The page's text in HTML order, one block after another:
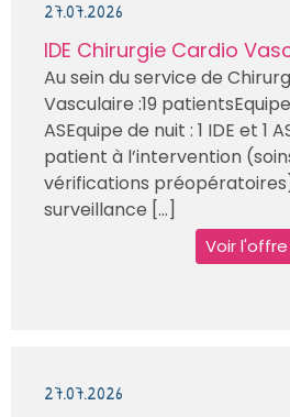
27.07.2026
IDE Chirurgie Cardio
Au sein du service de
Vasculaire :19
ASEquipe de nuit : 1 IDE et 1
patient à l’intervention
vérifications
surveillance [...]
Voir l'offre
27.07.2026